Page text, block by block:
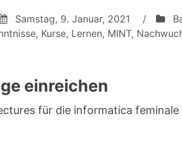
weiter
Samstag, 9. Januar, 2021 /
, Kurse, Lernen, MINT,
einreichen
für die informatica